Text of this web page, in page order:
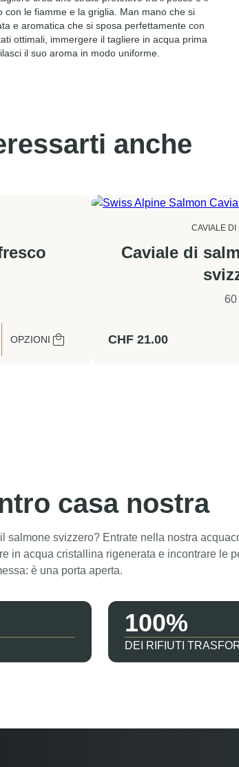
le fiamme e la griglia. Man mano che si
e aromatica che si sposa perfettamente con
ottimali, immergere il tagliere in acqua prima
il suo aroma in modo uniforme.
anche
OPZIONI
CAVIALE DI
Caviale di
60
CHF 21.00
casa nostra
salmone svizzero? Entrate nella nostra
in acqua cristallina rigenerata e incontrare le
è una porta aperta.
100
DEI RIFIUTI